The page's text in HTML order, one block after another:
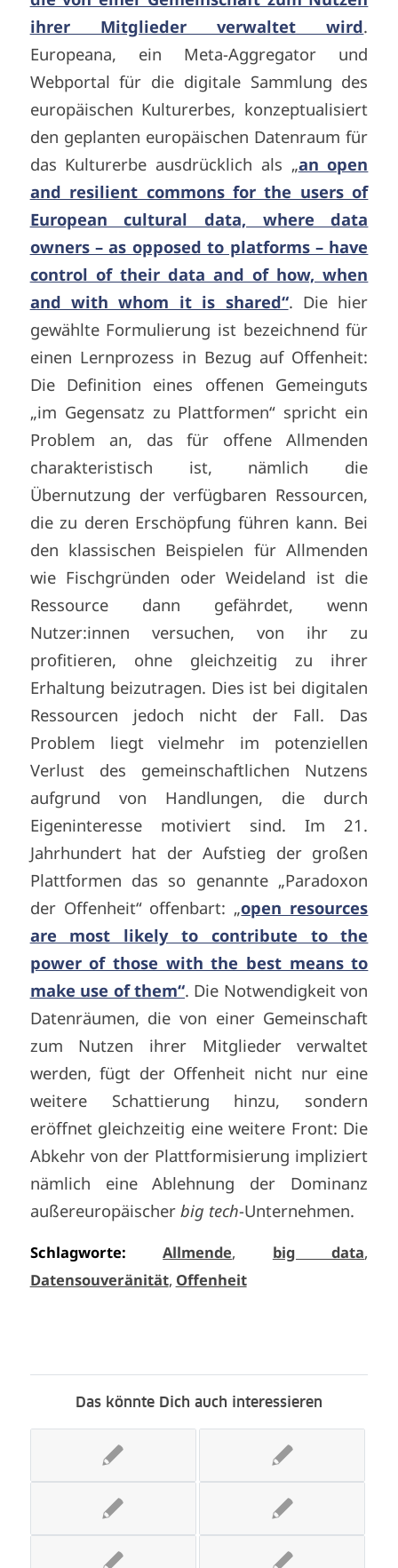
ihrer Mitglieder verwaltet wird.
Europeana, ein Meta-Aggregator und
Webportal für die digitale Sammlung des
europäischen Kulturerbes, konzeptualisiert
den geplanten europäischen Datenraum für
das Kulturerbe ausdrücklich als „an open
and resilient commons for the users of
European cultural data, where data
owners – as opposed to platforms – have
control of their data and of how, when
and with whom it is shared“. Die hier
gewählte Formulierung ist bezeichnend für
einen Lernprozess in Bezug auf Offenheit:
Die Definition eines offenen Gemeinguts
„im Gegensatz zu Plattformen“ spricht ein
Problem an, das für offene Allmenden
charakteristisch ist, nämlich die
Übernutzung der verfügbaren Ressourcen,
die zu deren Erschöpfung führen kann. Bei
den klassischen Beispielen für Allmenden
wie Fischgründen oder Weideland ist die
Ressource dann gefährdet, wenn
Nutzer:innen versuchen, von ihr zu
profitieren, ohne gleichzeitig zu ihrer
Erhaltung beizutragen. Dies ist bei digitalen
Ressourcen jedoch nicht der Fall. Das
Problem liegt vielmehr im potenziellen
Verlust des gemeinschaftlichen Nutzens
aufgrund von Handlungen, die durch
Eigeninteresse motiviert sind. Im 21.
Jahrhundert hat der Aufstieg der großen
Plattformen das so genannte „Paradoxon
der Offenheit“ offenbart: „open resources
are most likely to contribute to the
power of those with the best means to
make use of them“. Die Notwendigkeit von
Datenräumen, die von einer Gemeinschaft
zum Nutzen ihrer Mitglieder verwaltet
werden, fügt der Offenheit nicht nur eine
weitere Schattierung hinzu, sondern
eröffnet gleichzeitig eine weitere Front: Die
Abkehr von der Plattformisierung impliziert
nämlich eine Ablehnung der Dominanz
außereuropäischer big tech-Unternehmen.
Schlagworte: Allmende, big data,
Datensouveränität, Offenheit
Das könnte Dich auch interessieren